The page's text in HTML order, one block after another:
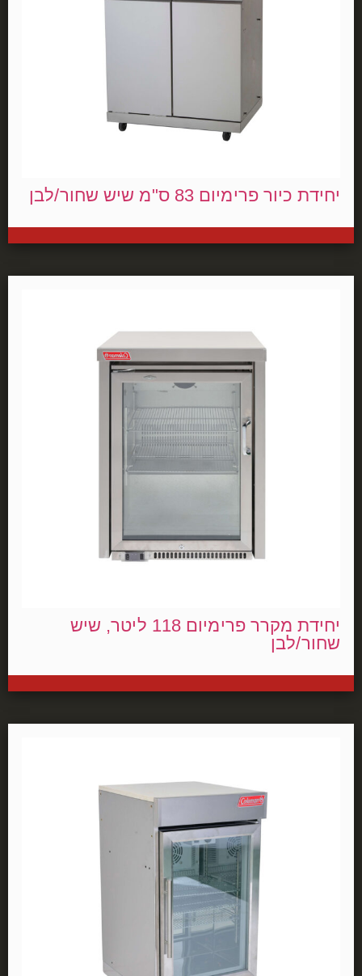
יחידת כיור פרימיום 83 ס"מ שיש שחור/לבן
יחידת מקרר פרימיום 118 ליטר, שיש
שחור/לבן